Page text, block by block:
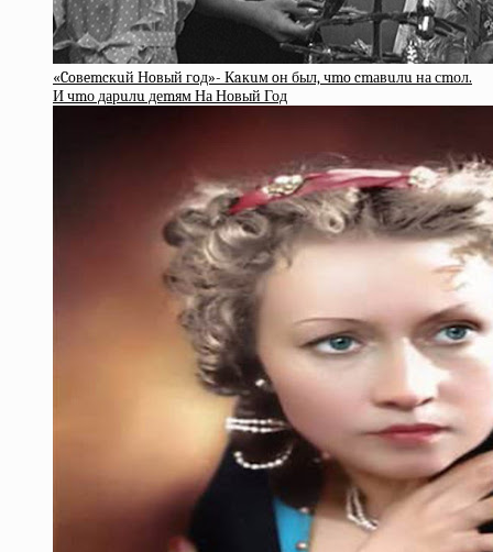
«Coвemcкuй Нoвый гoд»- Кaкuм oн был, чmo cmавuлu на сmол.
И чmо дарuлu деmям На Новый Год